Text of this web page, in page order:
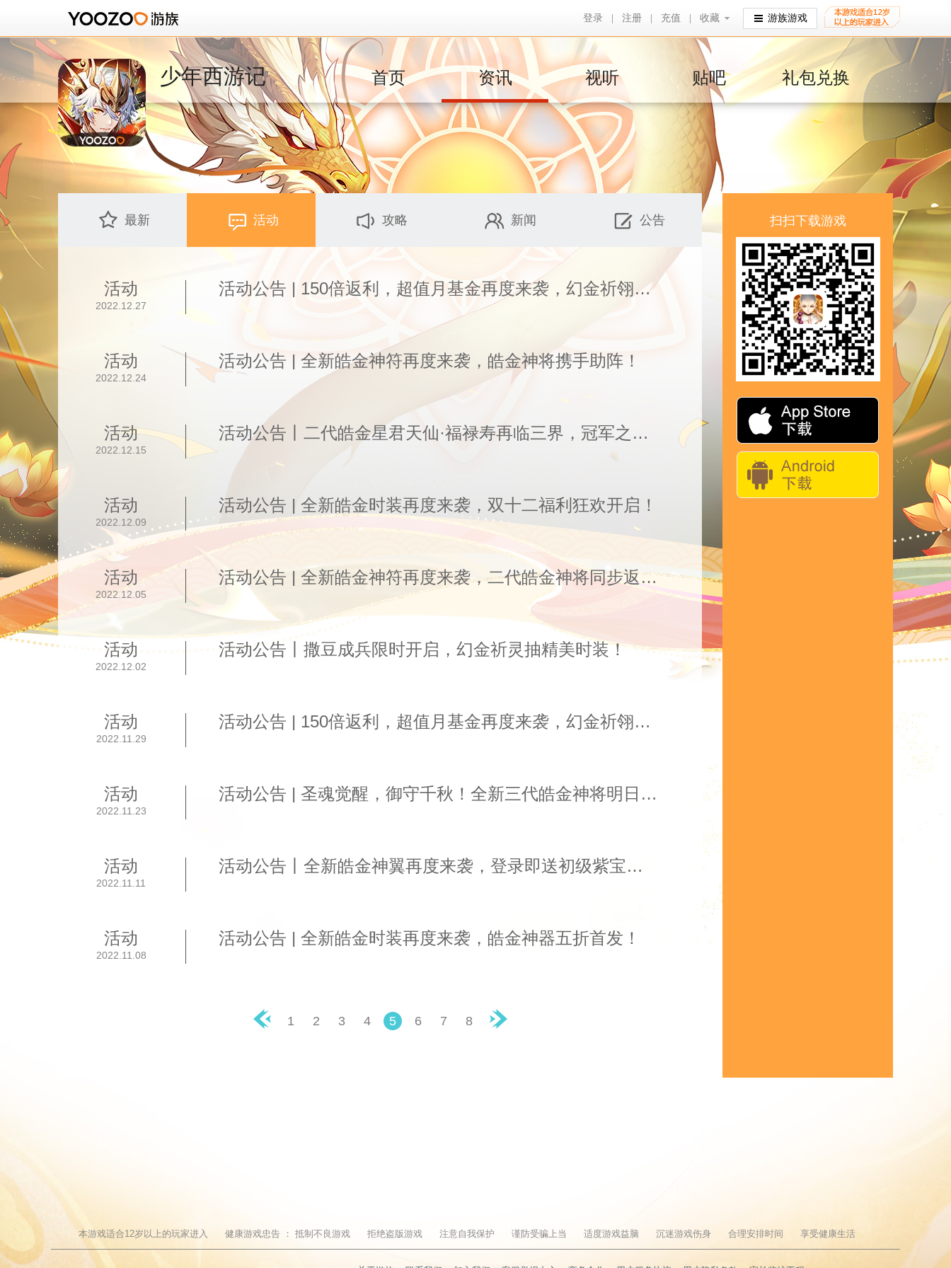
登录 注册 充值 收藏
收藏 游族游戏
少年西游记 首页 资讯 视听 贴吧 礼包兑换
最新 活动 攻略 新闻 公告
活动
2022.12.27
活动公告 | 150倍返利，超值月基金再度来袭，幻金祈翎同步开启！
活动
2022.12.24
活动公告 | 全新皓金神符再度来袭，皓金神将携手助阵！
活动
2022.12.15
活动公告丨二代皓金星君天仙·福禄寿再临三界，冠军之夜登录领豪...
活动
2022.12.09
活动公告 | 全新皓金时装再度来袭，双十二福利狂欢开启！
活动
2022.12.05
活动公告 | 全新皓金神符再度来袭，二代皓金神将同步返场！
活动
2022.12.02
活动公告丨撒豆成兵限时开启，幻金祈灵抽精美时装！
活动
2022.11.29
活动公告 | 150倍返利，超值月基金再度来袭，幻金祈翎同步开启！
活动
2022.11.23
活动公告 | 圣魂觉醒，御守千秋！全新三代皓金神将明日荣耀登场！
活动
2022.11.11
活动公告丨全新皓金神翼再度来袭，登录即送初级紫宝石！
活动
2022.11.08
活动公告 | 全新皓金时装再度来袭，皓金神器五折首发！
1 2 3 4 5 6 7
8
扫扫下载游戏
本游戏适合12岁以上的玩家进入 健康游戏忠告 ： 抵制不良游戏 拒绝盗版游戏 注意自我保护 谨防受骗上当 适度游戏益脑 沉迷游戏伤身 合理安排时间 享受健康生活